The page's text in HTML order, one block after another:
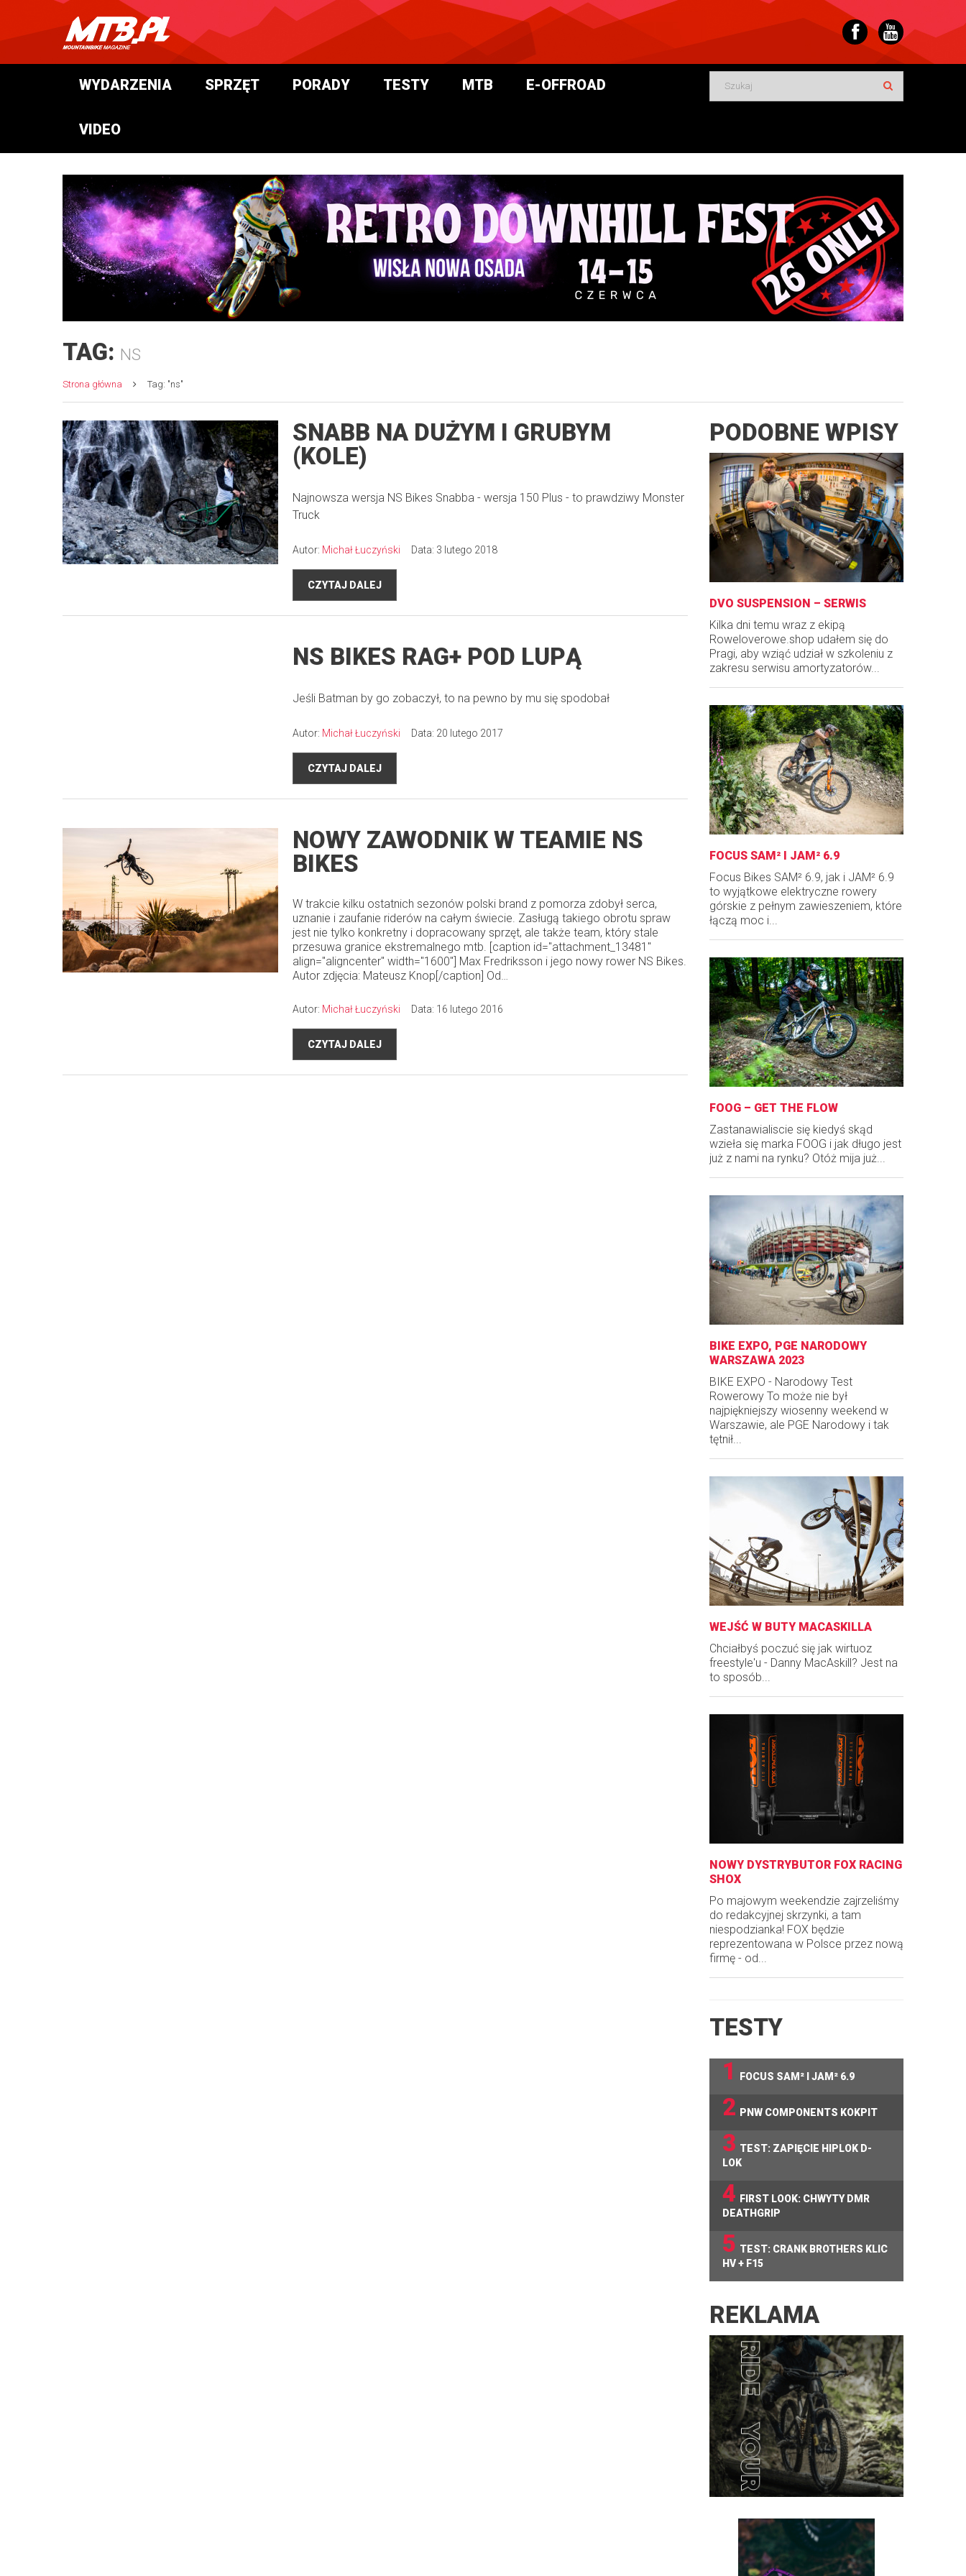
WYDARZENIA SPRZĘT PORADY TESTY MTB E-OFFROAD
VIDEO
TAG: NS
Strona główna Tag: "ns"
SNABB NA DUŻYM I GRUBYM
(KOLE)
Najnowsza wersja NS Bikes Snabba - wersja 150 Plus - to prawdziwy Monster
Truck
Autor: Michał Łuczyński Data: 3 lutego 2018
CZYTAJ DALEJ
NS BIKES RAG+ POD LUPĄ
Jeśli Batman by go zobaczył, to na pewno by mu się spodobał
Autor: Michał Łuczyński Data: 20 lutego 2017
CZYTAJ DALEJ
NOWY ZAWODNIK W TEAMIE NS
BIKES
W trakcie kilku ostatnich sezonów polski brand z pomorza zdobył serca,
uznanie i zaufanie riderów na całym świecie. Zasługą takiego obrotu spraw
jest nie tylko konkretny i dopracowany sprzęt, ale także team, który stale
przesuwa granice ekstremalnego mtb. [caption id="attachment_13481"
align="aligncenter" width="1600"] Max Fredriksson i jego nowy rower NS Bikes.
Autor zdjęcia: Mateusz Knop[/caption] Od…
Autor: Michał Łuczyński Data: 16 lutego 2016
CZYTAJ DALEJ
PODOBNE WPISY
DVO SUSPENSION – SERWIS
Kilka dni temu wraz z ekipą
Roweloverowe.shop udałem się do
Pragi, aby wziąć udział w szkoleniu z
zakresu serwisu amortyzatorów...
FOCUS SAM² I JAM² 6.9
Focus Bikes SAM² 6.9, jak i JAM² 6.9
to wyjątkowe elektryczne rowery
górskie z pełnym zawieszeniem, które
łączą moc i...
FOOG – GET THE FLOW
Zastanawialiscie się kiedyś skąd
wzieła się marka FOOG i jak długo jest
już z nami na rynku? Otóż mija już...
BIKE EXPO, PGE NARODOWY
WARSZAWA 2023
BIKE EXPO - Narodowy Test
Rowerowy To może nie był
najpiękniejszy wiosenny weekend w
Warszawie, ale PGE Narodowy i tak
tętnił...
WEJŚĆ W BUTY MACASKILLA
Chciałbyś poczuć się jak wirtuoz
freestyle'u - Danny MacAskill? Jest na
to sposób...
NOWY DYSTRYBUTOR FOX RACING
SHOX
Po majowym weekendzie zajrzeliśmy
do redakcyjnej skrzynki, a tam
niespodzianka! FOX będzie
reprezentowana w Polsce przez nową
firmę - od...
TESTY
1
FOCUS SAM² I JAM² 6.9
2 PNW COMPONENTS KOKPIT
3 TEST: ZAPIĘCIE HIPLOK D-
LOK
4 FIRST LOOK: CHWYTY DMR
DEATHGRIP
5 TEST: CRANK BROTHERS KLIC
HV + F15
REKLAMA